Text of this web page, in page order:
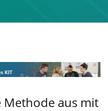
Methode aus mit